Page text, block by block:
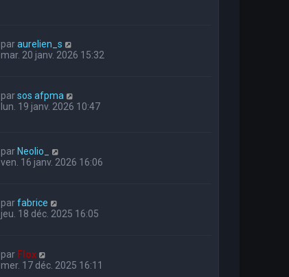
paraurelien_s
mar. 20 janv. 2026 15:32
parsos afpma
lun. 19 janv. 2026 10:47
par Neolio_
ven. 16 janv. 2026 16:06
parfabrice
jeu. 18 déc. 2025 16:05
par Flox
mer. 17 déc. 2025 16:11